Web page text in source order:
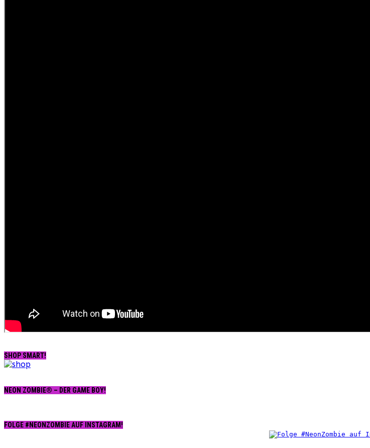
SHOP SMART!
NEON ZOMBIE® – DER GAME BOY!
FOLGE #NEONZOMBIE AUF INSTAGRAM!